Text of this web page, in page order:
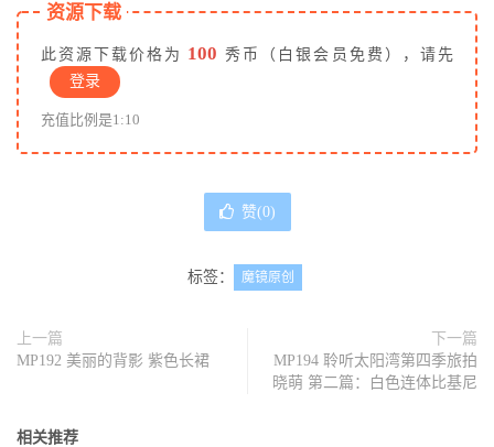
资源下载
此资源下载价格为 100 秀币（白银会员免费），请先
登录
充值比例是1:10
赞(0)
标签： 魔镜原创
上一篇
MP192 美丽的背影 紫色长裙
下一篇
MP194 聆听太阳湾第四季旅拍
晓萌 第二篇：白色连体比基尼
相关推荐